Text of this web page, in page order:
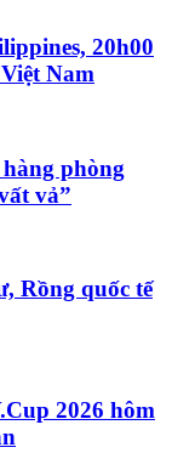
20h00
Nam
phòng
vả”
Rồng quốc tế
2026 hôm